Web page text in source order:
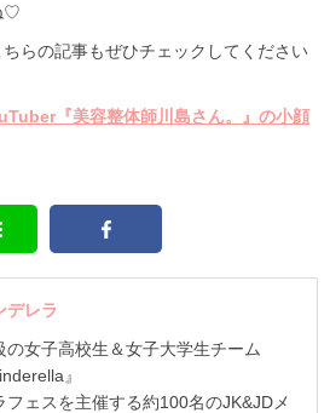
♡
らの記事もぜひチェックしてください
『美容整体師川島さん。』の小顔
デレラ
の女子高校生＆女子大学生チーム
』
フェスを主催する約100名のJK&JDメ